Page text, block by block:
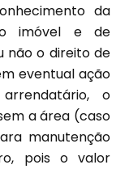
da
imóvel e de
não o direito de
eventual ação
o
a área (caso
manutenção
pois o valor